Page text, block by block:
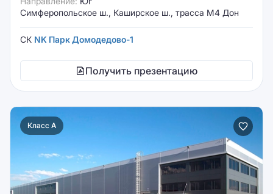
Симферопольское ш., Каширское ш., трасса М4 Дон
СК NK Парк Домодедово-1
Получить презентацию
Класс A